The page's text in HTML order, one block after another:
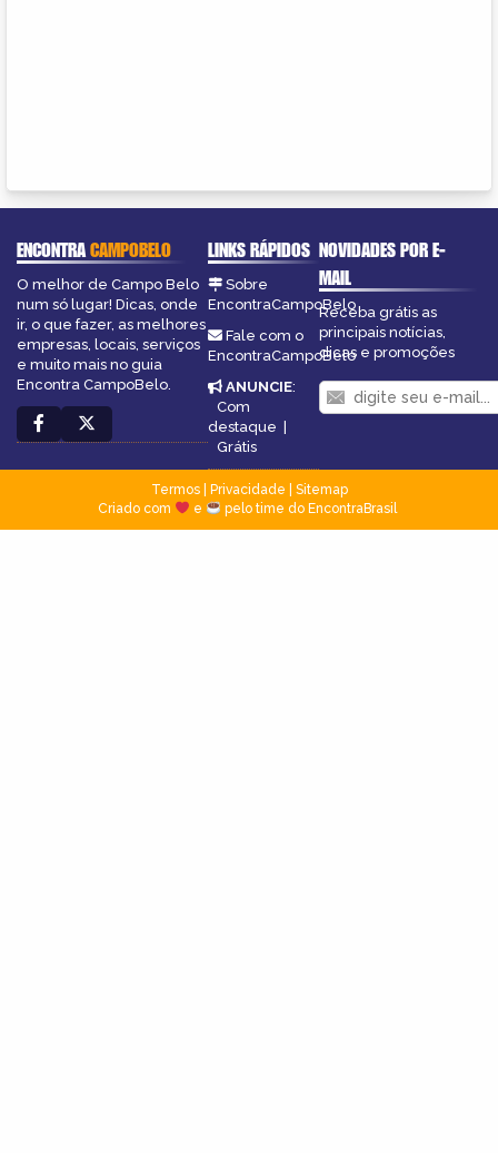
ENCONTRACAMPOBELO
O melhor de Campo Belo
num só lugar! Dicas, onde
ir, o que fazer, as melhores
empresas, locais, serviços
e muito mais no guia
Encontra CampoBelo.
LINKS RÁPIDOS
Sobre
EncontraCampoBelo
Fale com o
EncontraCampoBelo
ANUNCIE:
Com
destaque |
Grátis
NOVIDADES POR E-
MAIL
Receba grátis as
principais notícias,
dicas e promoções
Termos| Privacidade
Sitemap
Criado com
e pelo time do EncontraBrasil